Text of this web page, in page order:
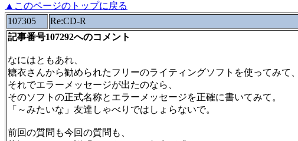
▲このページのトップに戻る
107305
Re:CD-R
記事番号107292へのコメント
なにはともあれ、
糖衣さんから勧められたフリーのライティングソフトを使ってみて、
それでエラーメッセージが出たのなら、
そのソフトの正式名称とエラーメッセージを正確に書いてみて。
「～みたいな」友達しゃべりではしょらないで。
前回の質問も今回の質問も、